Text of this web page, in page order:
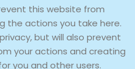
this website from
the actions you take here.
but will also prevent
your actions and creating
you and other users.